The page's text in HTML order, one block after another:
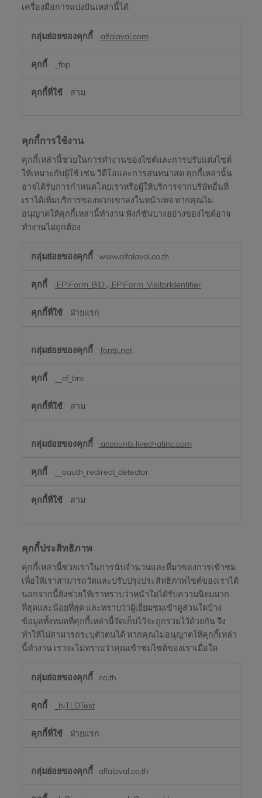
เครื่องมือการแบ่งปันเหล่านี้ได้
โซ
เชีย
เดีย
alfalaval.com
_fbp
สาม
คุกกี้การใช้งาน
คุกกี้เหล่านี้ช่วยในการทำงานของไซต์และการปรับแต่งไซต์
ให้เหมาะกับผู้ใช้ เช่น วิดีโอและการสนทนาสด คุกกี้เหล่านั้น
อาจได้รับการกำหนดโดยเราหรือผู้ให้บริการจากบริษัทอื่นที่
เราได้เพิ่มบริการของพวกเขาลงในหน้าเพจ หากคุณไม่
อนุญาตให้คุกกี้เหล่านี้ทำงาน ฟังก์ชันบางอย่างของไซต์อาจ
ทำงานไม่ถูกต้อง
การ
งาน
www.alfalaval.co.th
.EPiForm_BID , .EPiForm_VisitorIdentifier
ฝ่ายแรก
fonts.net
__cf_bm
สาม
accounts.livechatinc.com
__oauth_redirect_detector
สาม
คุกกี้ประสิทธิภาพ
คุกกี้เหล่านี้ช่วยเราในการนับจำนวนและที่มาของการเข้าชม
เพื่อให้เราสามารถวัดและปรับปรุงประสิทธิภาพไซต์ของเราได้
นอกจากนี้ยังช่วยให้เราทราบว่าหน้าใดได้รับความนิยมมาก
ที่สุดและน้อยที่สุด และทราบว่าผู้เยี่ยมชมเข้าดูส่วนใดบ้าง
ข้อมูลทั้งหมดที่คุกกี้เหล่านี้จัดเก็บไว้จะถูกรวมไว้ด้วยกัน จึง
ทำให้ไม่สามารถระบุตัวตนได้ หากคุณไม่อนุญาตให้คุกกี้เหล่า
นี้ทำงาน เราจะไม่ทราบว่าคุณเข้าชมไซต์ของเราเมื่อใด
ประสิทธิภาพ
co.th
_hjTLDTest
ฝ่ายแรก
alfalaval.co.th